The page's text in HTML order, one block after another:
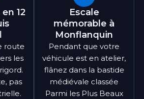
12
route
les
pas
Escale
mémorable à
Monflanquin
Pendant que votre
véhicule est en atelier,
flânez dans la bastide
médiévale classée
Parmi les Plus Beaux